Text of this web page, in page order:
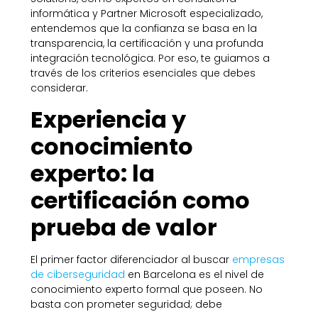
informática y Partner Microsoft especializado,
entendemos que la confianza se basa en la
transparencia, la certificación y una profunda
integración tecnológica. Por eso, te guiamos a
través de los criterios esenciales que debes
considerar.
Experiencia y
conocimiento
experto: la
certificación como
prueba de valor
El primer factor diferenciador al buscar empresas
de ciberseguridad en Barcelona es el nivel de
conocimiento experto formal que poseen. No
basta con prometer seguridad; debe